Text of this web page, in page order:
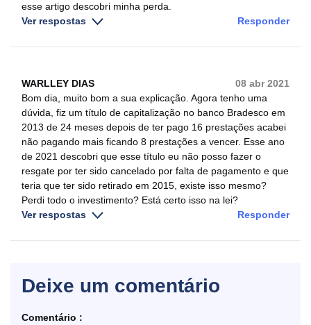
esse artigo descobri minha perda.
Ver respostas
Responder
WARLLEY DIAS
08 abr 2021
Bom dia, muito bom a sua explicação. Agora tenho uma
dúvida, fiz um título de capitalização no banco Bradesco em
2013 de 24 meses depois de ter pago 16 prestações acabei
não pagando mais ficando 8 prestações a vencer. Esse ano
de 2021 descobri que esse título eu não posso fazer o
resgate por ter sido cancelado por falta de pagamento e que
teria que ter sido retirado em 2015, existe isso mesmo?
Perdi todo o investimento? Está certo isso na lei?
Ver respostas
Responder
Deixe um comentário
Comentário